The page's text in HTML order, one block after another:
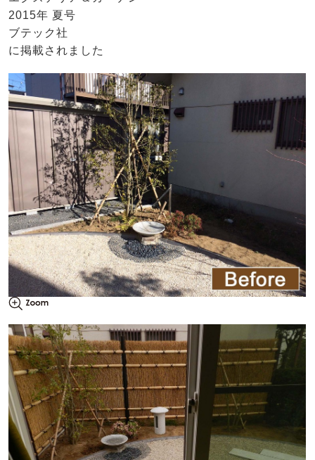
2015年 夏号
ブテック社
に掲載されました